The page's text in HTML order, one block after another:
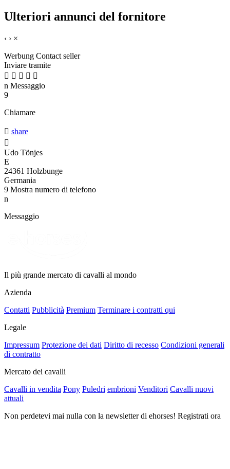
Ulteriori annunci del fornitore
‹ › ×
Werbung Contact seller
Inviare tramite
    
n Messaggio
9
Chiamare
 share

Udo Tönjes
E
24361 Holzbunge
Germania
9 Mostra numero di telefono
n
Messaggio
Il più grande mercato di cavalli al mondo
Azienda
Contatti Pubblicità Premium Terminare i contratti qui
Legale
Impressum Protezione dei dati Diritto di recesso Condizioni generali
di contratto
Mercato dei cavalli
Cavalli in vendita Pony Puledri embrioni Venditori Cavalli nuovi
attuali
Non perdetevi mai nulla con la newsletter di ehorses! Registrati ora